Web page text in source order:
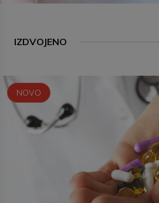
IZDVOJENO
NOVO